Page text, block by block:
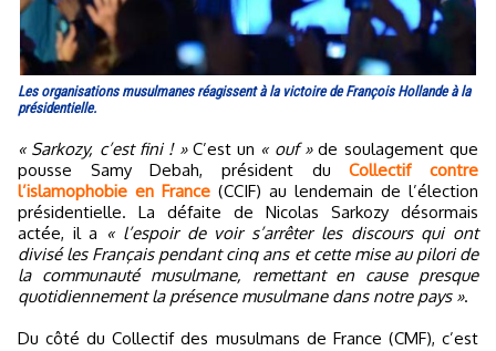
Les organisations musulmanes réagissent à la victoire de François Hollande à la
présidentielle.
« Sarkozy, c’est fini ! »C’est un « ouf »de soulagement que
pousse Samy Debah, président duCollectif contre
l’islamophobie en France (CCIF) au lendemain de l’élection
présidentielle. La défaite de Nicolas Sarkozy désormais
actée, il a « l’espoir de voir s’arrêter les discours qui ont
divisé les Français pendant cinq ans et cette mise au pilori de
la communauté musulmane, remettant en cause presque
quotidiennement la présence musulmane dans notre pays ».
Du côté du Collectif des musulmans de France (CMF), c’est